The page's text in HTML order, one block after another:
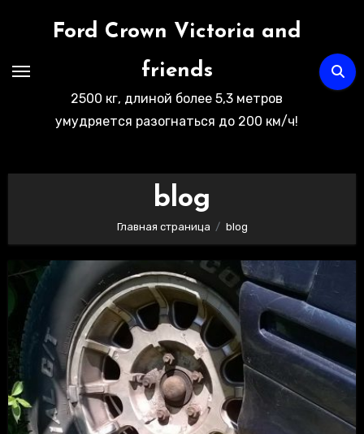
Ford Crown Victoria and
friends
2500 кг, длиной более 5,3 метров
умудряется разогнаться до 200 км/ч!
blog
Главная страница blog